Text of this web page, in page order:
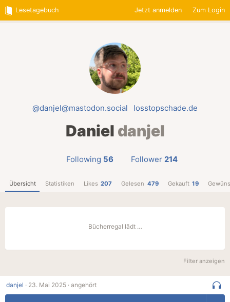
Lesetagebuch Jetzt anmelden Zum Login
@danjel@mastodon.social losstopschade.de
Daniel danjel
Following 56 Follower 214
Übersicht Statistiken Likes 207 Gelesen 479 Gekauft 19
Bücherregal lädt …
Filter anzeigen
danjel · 23. Mai 2025 · angehört